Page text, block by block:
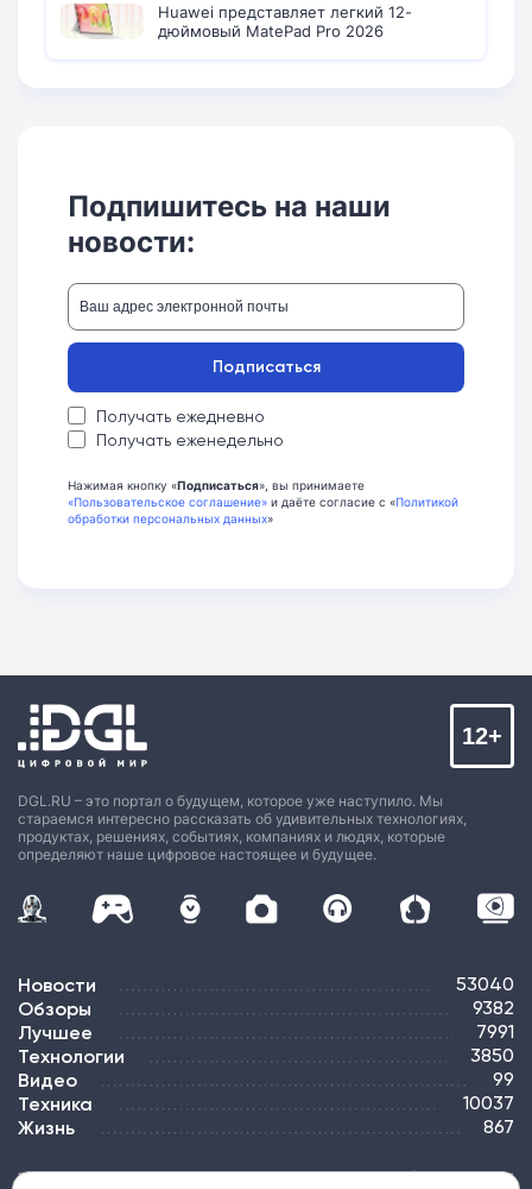
Huawei представляет легкий 12-
дюймовый MatePad Pro 2026
Подпишитесь на наши
новости:
Получать ежедневно
Получать еженедельно
Подписаться
Нажимая кнопку «Подписаться», вы принимаете
«Пользовательское соглашение» и даёте согласие с «Политикой
обработки персональных данных»
DGL.RU – это портал о будущем, которое уже наступило. Мы
стараемся интересно рассказать об удивительных технологиях,
продуктах, решениях, событиях, компаниях и людях, которые
определяют наше цифровое настоящее и будущее.
12+
Новости 53040
Обзоры 9382
Лучшее 7991
Технологии 3850
Видео 99
Техника 10037
Жизнь 867
ПОДПИСКА РЕКЛАМА КОНТАКТЫ КАРТА САЙТА ТЭГИ